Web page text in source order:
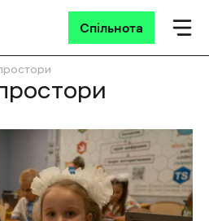
Спільнота